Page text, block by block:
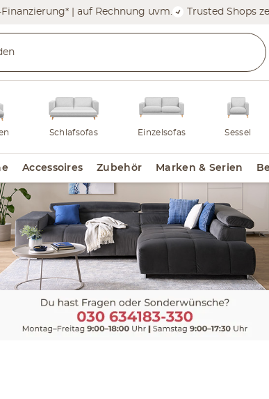
| auf Rechnung uvm. Trusted Shops
Schlafsofas Einzelsofas Sessel
Accessoires Zubehör Marken & Serien